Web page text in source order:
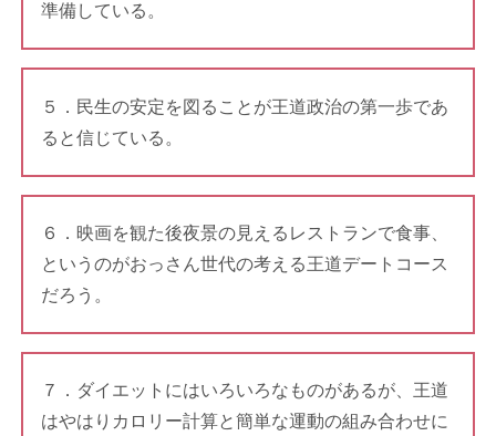
準備している。
５．民生の安定を図ることが王道政治の第一歩であ
ると信じている。
６．映画を観た後夜景の見えるレストランで食事、
というのがおっさん世代の考える王道デートコース
だろう。
７．ダイエットにはいろいろなものがあるが、王道
はやはりカロリー計算と簡単な運動の組み合わせに